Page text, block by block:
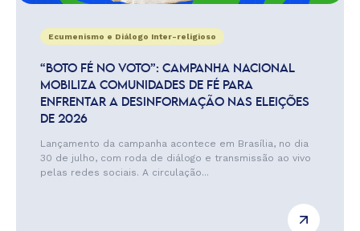
Ecumenismo e Diálogo Inter-religioso
“BOTO FÉ NO VOTO”: CAMPANHA NACIONAL
MOBILIZA COMUNIDADES DE FÉ PARA
ENFRENTAR A DESINFORMAÇÃO NAS ELEIÇÕES
DE 2026
Lançamento da campanha acontece em Brasília, no dia
30 de julho, com roda de diálogo e transmissão ao vivo
pelas redes sociais. A circulação...